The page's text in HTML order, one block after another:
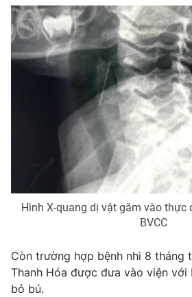
Giải sao mai
Làm đẹp
Chất lượng cuộc sống
Tuyển sinh
Học trực tuyến
Công nghệ
Hitech Công nghệ tương lai
Giao lưu trực tuyến
Lịch phát sóng
Chuyên mục khác
Emagazine
Video Shorts
Hình X-quang dị vật găm vào thực
BVCC
Còn trường hợp bệnh nhi 8 tháng
Thanh Hóa được đưa vào viện với
bỏ bú.